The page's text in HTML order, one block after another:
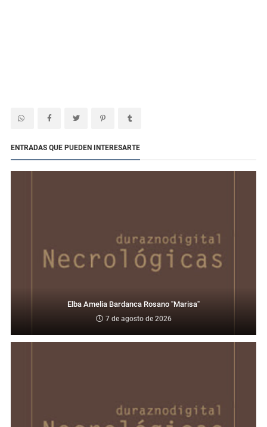
ENTRADAS QUE PUEDEN INTERESARTE
Elba Amelia Bardanca Rosano "Marisa"
7 de agosto de 2026